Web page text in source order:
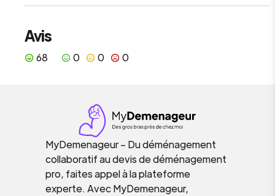
Avis
68 0 0 0
MyDemenageur – Du déménagement
collaboratif au devis de déménagement
pro, faites appel à la plateforme
experte. Avec MyDemenageur,